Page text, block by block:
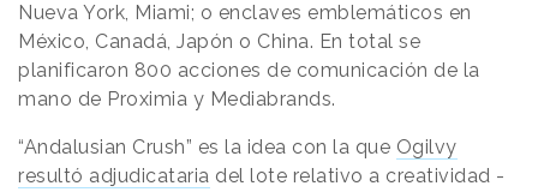
Nueva York, Miami; o enclaves emblemáticos en
México, Canadá, Japón o China. En total se
planificaron 800 acciones de comunicación de la
mano de Proximia y Mediabrands.
“Andalusian Crush” es la idea con la que Ogilvy
resultó adjudicataria del lote relativo a creatividad -